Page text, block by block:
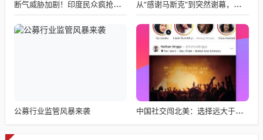
断气威胁加剧！印度民众疯抢电磁炉 制造商将从中国空运部件 从“感谢马斯克”到突然谢幕，千问核心负责人林俊旸自宣卸任
公募行业监管风暴来袭 中国社交闯北美：选择远大于努力